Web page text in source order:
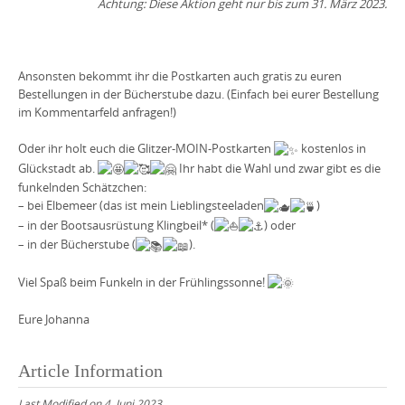
Achtung: Diese Aktion geht nur bis zum 31. März 2023.
Ansonsten bekommt ihr die Postkarten auch gratis zu euren
Bestellungen in der Bücherstube dazu. (Einfach bei eurer Bestellung
im Kommentarfeld anfragen!)
Oder ihr holt euch die Glitzer-MOIN-Postkarten
kostenlos in
Glückstadt ab.
Ihr habt die Wahl und zwar gibt es die
funkelnden Schätzchen:
– bei Elbemeer (das ist mein Lieblingsteeladen
)
– in der Bootsausrüstung Klingbeil* (
) oder
– in der Bücherstube (
).
Viel Spaß beim Funkeln in der Frühlingssonne! ️
Eure Johanna
Article Information